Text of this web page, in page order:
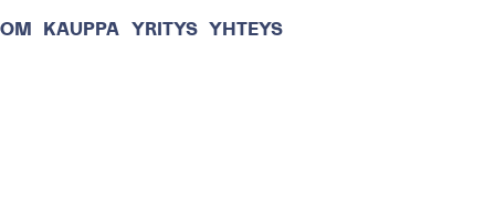
KAUPPA YRITYS YHTEYS